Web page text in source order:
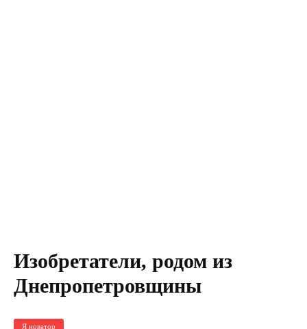
Изобретатели, родом из
Днепропетровщины
Я новатор